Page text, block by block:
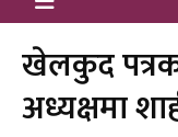
खेलकुद
अध्यक्षमा